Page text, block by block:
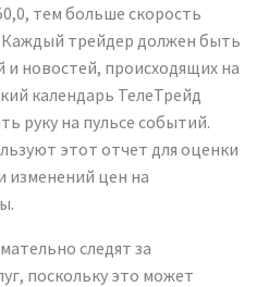
тем больше скорость
Каждый трейдер должен быть
и новостей, происходящих на
календарь ТелеТрейд
руку на пульсе событий.
этот отчет для оценки
изменений цен на
следят за
поскольку это может